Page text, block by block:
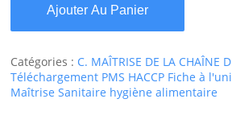
Ajouter Au Panier
Catégories : C. MAÎTRISE DE LA CHAÎNE
Téléchargement PMS HACCP Fiche à
Maîtrise Sanitaire hygiène alimentaire